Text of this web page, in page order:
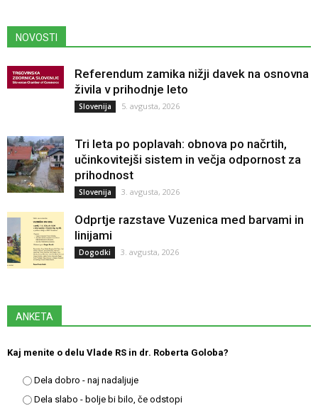
NOVOSTI
Referendum zamika nižji davek na osnovna
živila v prihodnje leto
Slovenija 5. avgusta, 2026
Tri leta po poplavah: obnova po načrtih,
učinkovitejši sistem in večja odpornost za
prihodnost
Slovenija 3. avgusta, 2026
Odprtje razstave Vuzenica med barvami in
linijami
Dogodki 3. avgusta, 2026
ANKETA
Kaj menite o delu Vlade RS in dr. Roberta Goloba?
Dela dobro - naj nadaljuje
Dela slabo - bolje bi bilo, če odstopi